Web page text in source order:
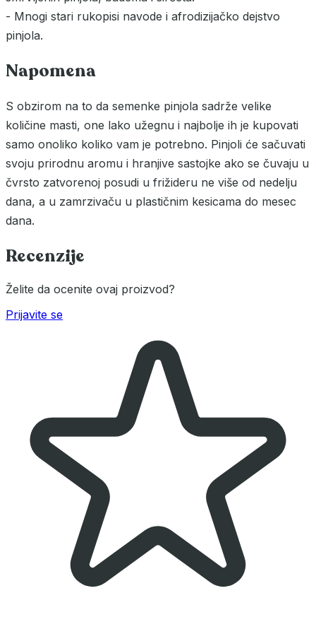
- Mnogi stari rukopisi navode i afrodizijačko dejstvo
pinjola.
Napomena
S obzirom na to da semenke pinjola sadrže velike
količine masti, one lako užegnu i najbolje ih je kupovati
samo onoliko koliko vam je potrebno. Pinjoli će sačuvati
svoju prirodnu aromu i hranjive sastojke ako se čuvaju u
čvrsto zatvorenoj posudi u frižideru ne više od nedelju
dana, a u zamrzivaču u plastičnim kesicama do mesec
dana.
Recenzije
Želite da ocenite ovaj proizvod?
Prijavite se